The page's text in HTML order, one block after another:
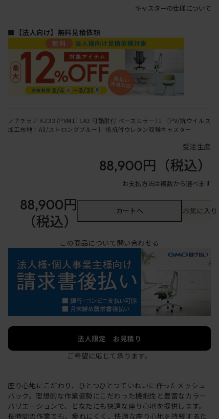
キャスターの仕様について
■【法人向け】無料見積依頼
ノナチェア KZ337PVM1T1A3 可動肘付 ベースカラーT1 ［PV/抗ウイルス
加工布地：A3/ストロングブルー］ 抵抗付ウレタン双輪キャスター
受注生産
88,900円 （税込）
お支払方法は複数から選べます
88,900円
（税込）
カートへ お気に入
この商品について問い合わせる
法人限定 お見積り
ご希望に応じて承ります。
座り心地にこだわり、ひとつひとつていねいに作ったメッシュ
バック。理想的な作業姿勢にこだわった機能性と豊富なカラー
バリエーションで、どなたにも快適な座り心地を提供します。
長時間の作業でも、疲れにくく、快適な座り心地を持続するた